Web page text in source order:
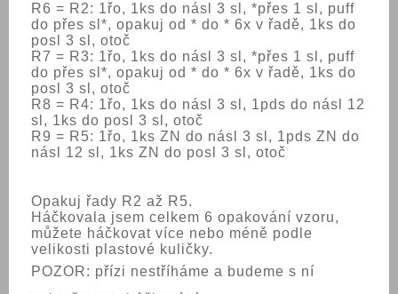
R6 = R2: 1řo, 1ks do násl 3 sl, *přes 1 sl, puff
do přes sl*, opakuj od * do * 6x v řadě, 1ks do
posl 3 sl, otoč
R7 = R3: 1řo, 1ks do násl 3 sl, *přes 1 sl, puff
do přes sl*, opakuj od * do * 6x v řadě, 1ks do
posl 3 sl, otoč
R8 = R4: 1řo, 1ks do násl 3 sl, 1pds do násl 12
sl, 1ks do posl 3 sl, otoč
R9 = R5: 1řo, 1ks ZN do násl 3 sl, 1pds ZN do
násl 12 sl, 1ks ZN do posl 3 sl, otoč
Opakuj řady R2 až R5.
Háčkovala jsem celkem 6 opakování vzoru,
můžete háčkovat více nebo méně podle
velikosti plastové kuličky.
POZOR: přízi nestříháme a budeme s ní